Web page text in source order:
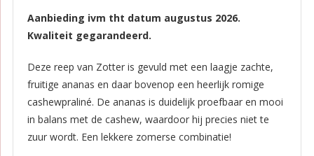
Aanbieding ivm tht datum augustus 2026.
Kwaliteit gegarandeerd.
Deze reep van Zotter is gevuld met een laagje zachte,
fruitige ananas en daar bovenop een heerlijk romige
cashewpraliné. De ananas is duidelijk proefbaar en mooi
in balans met de cashew, waardoor hij precies niet te
zuur wordt. Een lekkere zomerse combinatie!